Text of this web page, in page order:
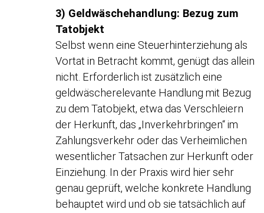
3) Geldwäschehandlung: Bezug zum
Tatobjekt
Selbst wenn eine Steuerhinterziehung als
Vortat in Betracht kommt, genügt das allein
nicht. Erforderlich ist zusätzlich eine
geldwäscherelevante Handlung mit Bezug
zu dem Tatobjekt, etwa das Verschleiern
der Herkunft, das „Inverkehrbringen“ im
Zahlungsverkehr oder das Verheimlichen
wesentlicher Tatsachen zur Herkunft oder
Einziehung. In der Praxis wird hier sehr
genau geprüft, welche konkrete Handlung
behauptet wird und ob sie tatsächlich auf